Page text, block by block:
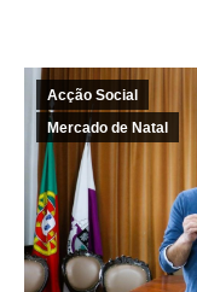
Acção Social
Mercado de Natal